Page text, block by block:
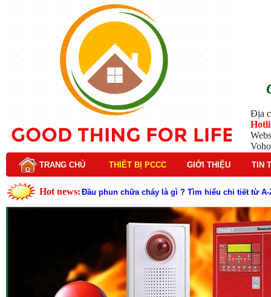
Địa
TRANG CHỦ THIẾT BỊ PCCC GIỚI THIỆU TIN
Hot news: Lý do nên chọn hệ thống báo cháy Hochiki cho
Cấu tạo và nguyên lý hoạt động của báo cháy
Tìm hiểu chi tiết về hệ thống báo cháy Horing
Các loại thang dây thoát hiểm phổ biến trên thị
Thang dây thoát hiểm có tác dụng gì trong tình
Cấu tạo đầu phun chữa cháy trong hệ thống
Kim thu sét là gì? Cấu tạo, nguyên lý hoạt động
Đầu phun chữa cháy là gì và nguyên lý hoạt động
Đầu phun chữa cháy là gì ? Tìm hiểu chi tiết từ A-